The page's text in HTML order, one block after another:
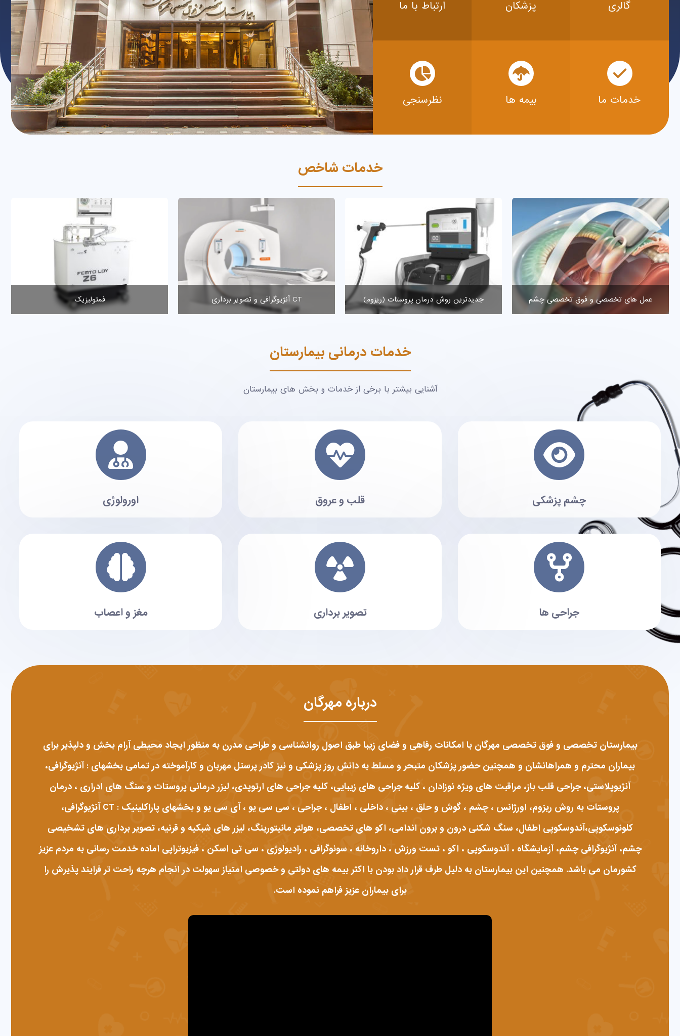
گالری پزشکان ارتباط با ما
خدمات ما بیمه ها نظرسنجی
خدمات شاخص
آنژیوگرافی و تصویر برداری CT جدیدترین روش درمان پروستات (ریزوم) عمل های تخصصی و فوق تخصصی چشم لیزر درمانی پروستات و سنگ های ادراری
خدمات درمانی بیمارستان
آشنایی بیشتر با برخی از خدمات و بخش های بیمارستان
چشم پزشکی قلب و عروق اورولوژی
جراحی ها تصویر برداری مغز و اعصاب
درباره مهرگان
بیمارستان تخصصی و فوق تخصصی مهرگان با امکانات رفاهی و فضای زیبا طبق اصول روانشناسی و طراحی مدرن به منظور ایجاد محیطی آرام بخش و دلپذیر برای
بیماران محترم و همراهانشان و همچنین حضور پزشکان متبحر و مسلط به دانش روز پزشکی و نیز کادر پرسنل مهربان و کارآموخته در تمامی بخشهای : آنژیوگرافی،
آنژیوپلاستی، جراحی قلب باز، مراقبت های ویژه نوزادان ، کلیه جراحی های زیبایی، کلیه جراحی های ارتوپدی، لیزر درمانی پروستات و سنگ های ادراری ، درمان
پروستات به روش ریزوم، اورژانس ، چشم ، گوش و حلق ، بینی ، داخلی ، اطفال ، جراحی ، سی سی یو ، آی سی یو و بخشهای پاراکلینیک : CT آنژیوگرافی،
کلونوسکوپی،آندوسکوپی اطفال، سنگ شکنی درون و برون اندامی، اکو های تخصصی، هولتر مانیتورینگ، لیزر های شبکیه و قرنیه، تصویر برداری های تشخیصی
چشم، آنژیوگرافی چشم، آزمایشگاه ، آندوسکوپی ، اکو ، تست ورزش ، داروخانه ، سونوگرافی ، رادیولوژی ، سی تی اسکن ، فیزیوتراپی اماده خدمت رسانی به مردم عزیز
کشورمان می باشد. همچنین این بیمارستان به دلیل طرف قرار داد بودن با اکثر بیمه های دولتی و خصوصی امتیاز سهولت در انجام هرچه راحت تر فرایند پذیرش را
برای بیماران عزیز فراهم نموده است.